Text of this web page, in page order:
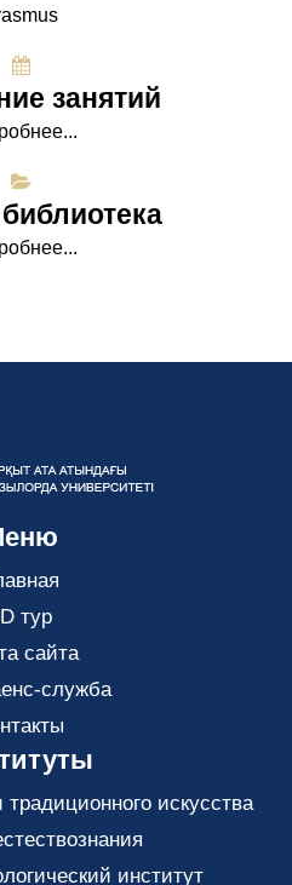
занятий
тур
сайта
служба
традиционного искусства
институт